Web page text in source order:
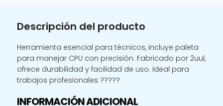
PALETA
CPU
DA12
cantidad
Descripción del producto
Herramienta esencial para técnicos, incluye paleta
para manejar CPU con precisión. Fabricado por 2uul,
ofrece durabilidad y facilidad de uso. Ideal para
trabajos profesionales ?????
INFORMACIÓN ADICIONAL